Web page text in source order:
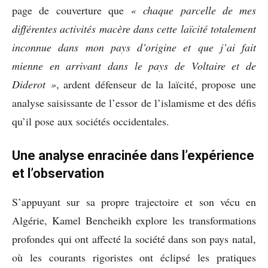
page de couverture que « chaque parcelle de mes
différentes activités macère dans cette laïcité totalement
inconnue dans mon pays d’origine et que j’ai fait
mienne en arrivant dans le pays de Voltaire et de
Diderot », ardent défenseur de la laïcité, propose une
analyse saisissante de l’essor de l’islamisme et des défis
qu’il pose aux sociétés occidentales.
Une analyse enracinée dans l’expérience
et l’observation
S’appuyant sur sa propre trajectoire et son vécu en
Algérie, Kamel Bencheikh explore les transformations
profondes qui ont affecté la société dans son pays natal,
où les courants rigoristes ont éclipsé les pratiques